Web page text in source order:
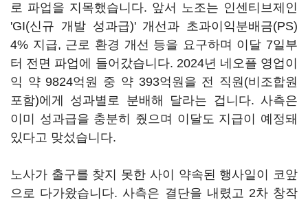
로 파업을 지목했습니다. 앞서 노조는 인센티브제인
'GI(신규 개발 성과급)' 개선과 초과이익분배금(PS)
4% 지급, 근로 환경 개선 등을 요구하며 이달 7일부
터 전면 파업에 들어갔습니다. 2024년 네오플 영업이
익 약 9824억원 중 약 393억원을 전 직원(비조합원
포함)에게 성과별로 분배해 달라는 겁니다. 사측은
이미 성과급을 충분히 줬으며 이달도 지급이 예정돼
있다고 맞섰습니다.
노사가 출구를 찾지 못한 사이 약속된 행사일이 코앞
으로 다가왔습니다. 사측은 결단을 내렸고 2차 창작